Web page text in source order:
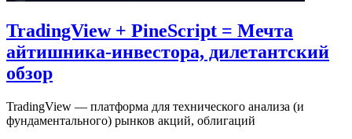
TradingView + PineScript = Мечта
айтишника-инвестора, дилетантский
обзор
TradingView — платформа для технического анализа (и
фундаментального) рынков акций, облигаций